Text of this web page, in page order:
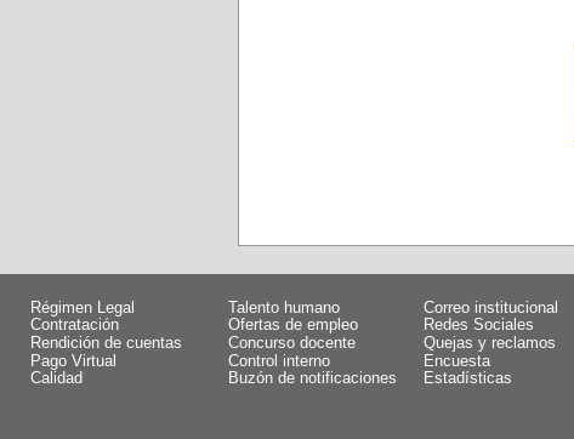
Régimen Legal
Talento humano
Contratación
Ofertas de empleo
Rendición de cuentas
Concurso docente
Pago Virtual
Control interno
Calidad
Buzón de notificaciones
Correo institucional
Redes Sociales
Quejas y reclamos
Encuesta
Estadísticas